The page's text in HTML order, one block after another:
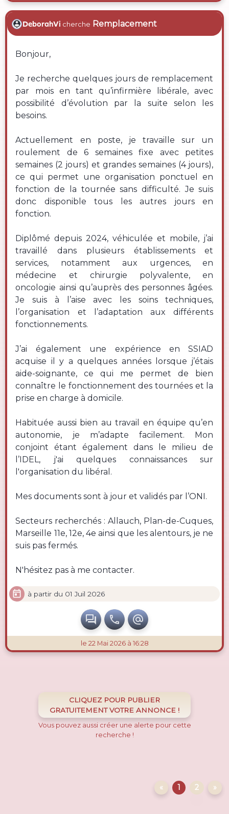
DeborahVi cherche Remplacement
Bonjour,
Je recherche quelques jours de remplacement
par mois en tant qu’infirmière libérale, avec
possibilité d’évolution par la suite selon les
besoins.
Actuellement en poste, je travaille sur un
roulement de 6 semaines fixe avec petites
semaines (2 jours) et grandes semaines (4 jours),
ce qui permet une organisation ponctuel en
fonction de la tournée sans difficulté. Je suis
donc disponible tous les autres jours en
fonction.
Diplômé depuis 2024, véhiculée et mobile, j’ai
travaillé dans plusieurs établissements et
services, notamment aux urgences, en
médecine et chirurgie polyvalente, en
oncologie ainsi qu’auprès des personnes âgées.
Je suis à l’aise avec les soins techniques,
l’organisation et l’adaptation aux différents
fonctionnements.
J’ai également une expérience en SSIAD
acquise il y a quelques années lorsque j’étais
aide-soignante, ce qui me permet de bien
connaître le fonctionnement des tournées et la
prise en charge à domicile.
Habituée aussi bien au travail en équipe qu’en
autonomie, je m’adapte facilement. Mon
conjoint étant également dans le milieu de
l’IDEL, j'ai quelques connaissances sur
l'organisation du libéral.
Mes documents sont à jour et validés par l’ONI.
Secteurs recherchés : Allauch, Plan-de-Cuques,
Marseille 11e, 12e, 4e ainsi que les alentours, je ne
suis pas fermés.
N'hésitez pas à me contacter.
 à partir du 01 Juil 2026
  
le 22 Mai 2026 à 16:28
CLIQUEZ POUR PUBLIER
GRATUITEMENT VOTRE ANNONCE !
Vous pouvez aussi créer une alerte pour cette
recherche !
« 1 2 »